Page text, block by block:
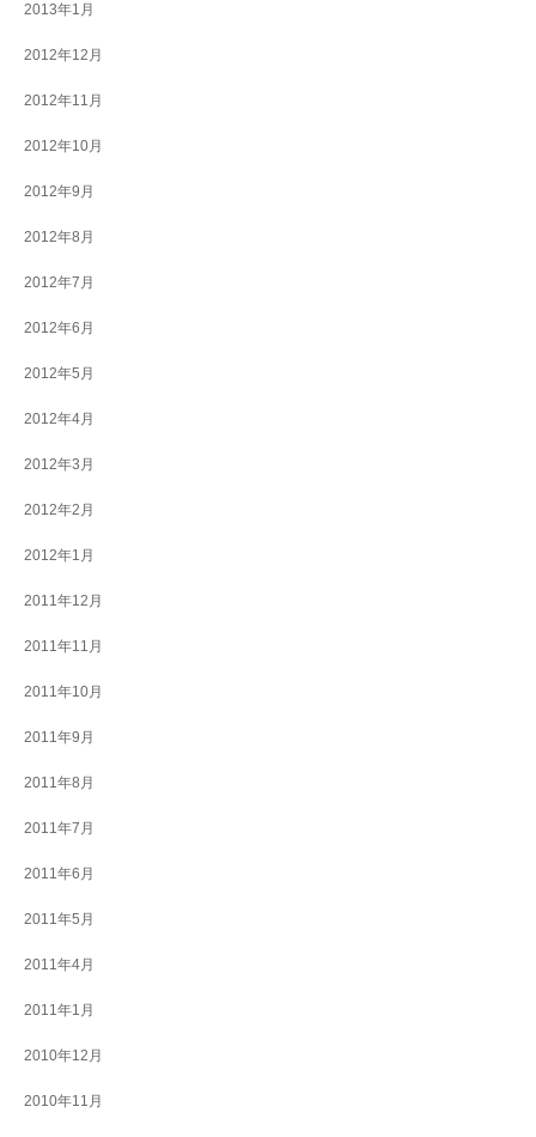
2013年1月
2012年12月
2012年11月
2012年10月
2012年9月
2012年8月
2012年7月
2012年6月
2012年5月
2012年4月
2012年3月
2012年2月
2012年1月
2011年12月
2011年11月
2011年10月
2011年9月
2011年8月
2011年7月
2011年6月
2011年5月
2011年4月
2011年1月
2010年12月
2010年11月